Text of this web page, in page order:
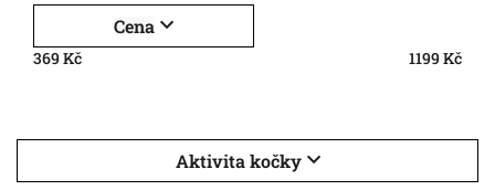
Nejprodávanější
Abecedně
Cena
369Kč 1199Kč
Aktivita kočky